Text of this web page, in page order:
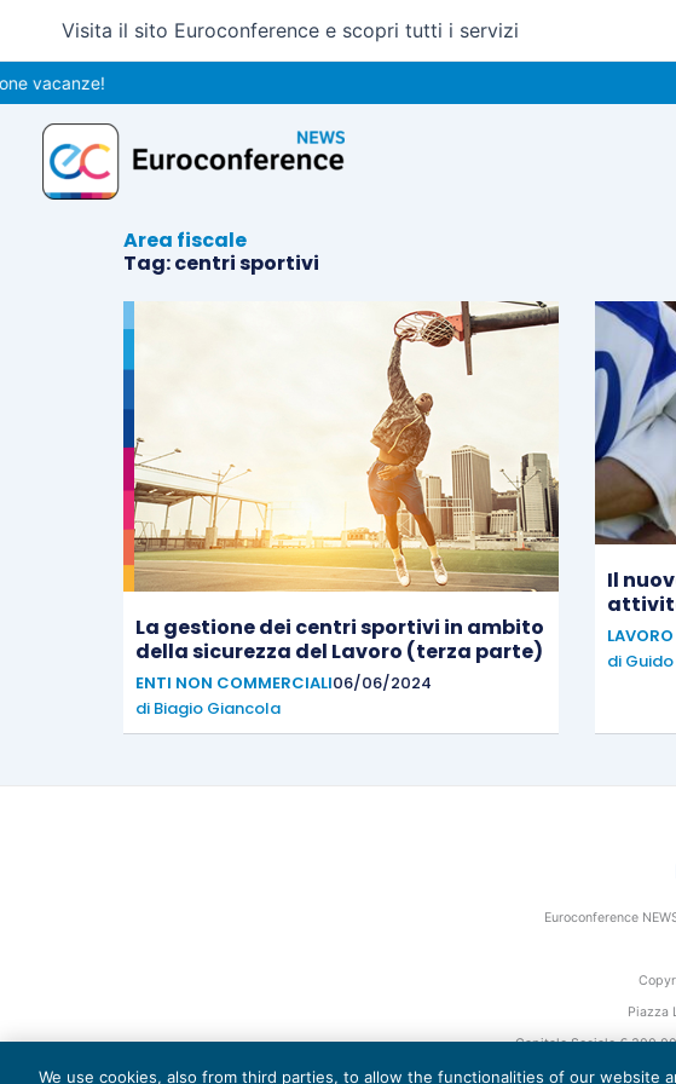
contenuto
Visita il sito Euroconference e scopri tutti i servizi
vacanze!
Area fiscale
Tag: centri sportivi
La gestione dei centri sportivi in ambito
della sicurezza del Lavoro (terza parte)
ENTI NON COMMERCIALI06/06/2024
di Biagio Giancola
Il
di
Euroconference
Piazza
Capitale Sociale €
We use cookies, also from third parties, to allow the functionalities of our website